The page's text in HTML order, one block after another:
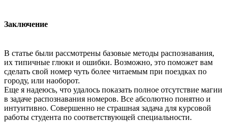
Заключение
В статье были рассмотрены базовые методы распознавания,
их типичные глюки и ошибки. Возможно, это поможет вам
сделать свой номер чуть более читаемым при поездках по
городу, или наоборот.
Еще я надеюсь, что удалось показать полное отсутствие магии
в задаче распознавания номеров. Все абсолютно понятно и
интуитивно. Совершенно не страшная задача для курсовой
работы студента по соответствующей специальности.